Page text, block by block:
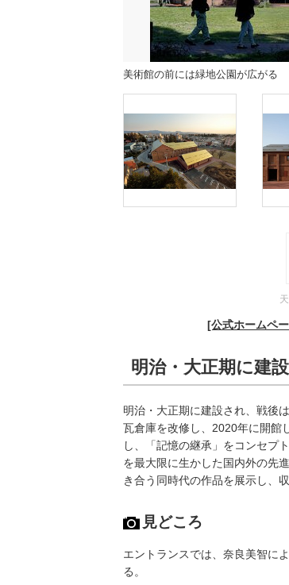
美術館の前には緑地公園が広がる
[公式ホームペ
明治・大正期に建
明治・大正期に建設され、戦後
瓦倉庫を改修し、2020年に開館
し、「記憶の継承」をコンセプ
を最大限に生かした国内外の先
き合う同時代の作品を展示し、収
見どころ
エントランスでは、奈良美智に
る。